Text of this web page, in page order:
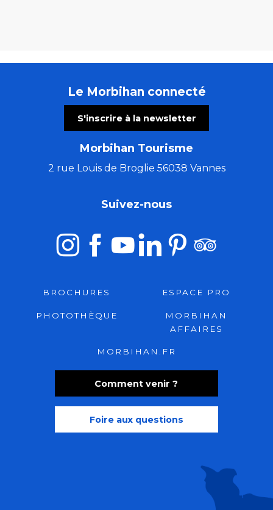
Le Morbihan connecté
S'inscrire à la newsletter
Morbihan Tourisme
2 rue Louis de Broglie 56038 Vannes
Comment venir ?
Foire aux questions
Suivez-nous
BROCHURES ESPACE PRO
PHOTOTHÈQUE
MORBIHAN
AFFAIRES
MORBIHAN.FR